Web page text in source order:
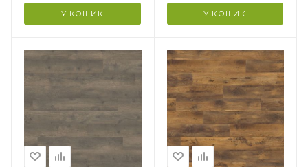
У КОШИК
4V У КОШИК
Країна-виробник
Німеччина
Колекція
Tritty 100
Клас зносостійкості
32
Товщина